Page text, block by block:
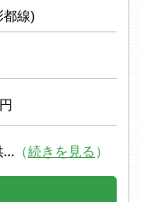
線)
（続きを見る ）